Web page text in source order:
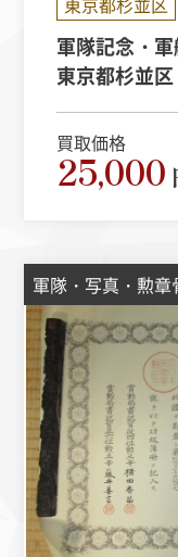
軍隊記念・
東京都杉並区
買取価格
25,000
軍隊・写真・勲章